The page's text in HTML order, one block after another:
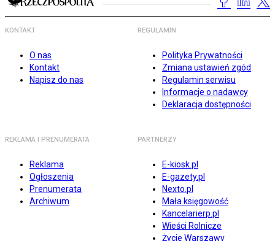
KONTAKT
O nas
Kontakt
Napisz do nas
REGULAMIN
Polityka Prywatności
Zmiana ustawień zgód
Regulamin serwisu
Informacje o nadawcy
Deklaracja dostępności
REKLAMA I PRENUMERATA
Reklama
Ogłoszenia
Prenumerata
Archiwum
PARTNERZY
E-kiosk.pl
E-gazety.pl
Nexto.pl
Mała księgowość
Kancelarierp.pl
Wieści Rolnicze
Życie Warszawy